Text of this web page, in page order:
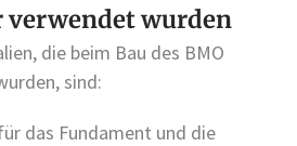
wurden
die beim Bau des BMO
sind:
das Fundament und die